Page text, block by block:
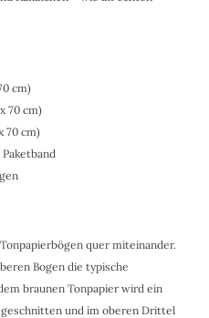
cm)
70 cm)
70 cm)
quer miteinander.
Bogen die typische
braunen Tonpapier wird ein
und im oberen Drittel